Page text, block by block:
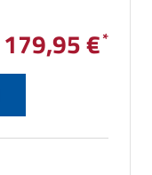
179,95 €